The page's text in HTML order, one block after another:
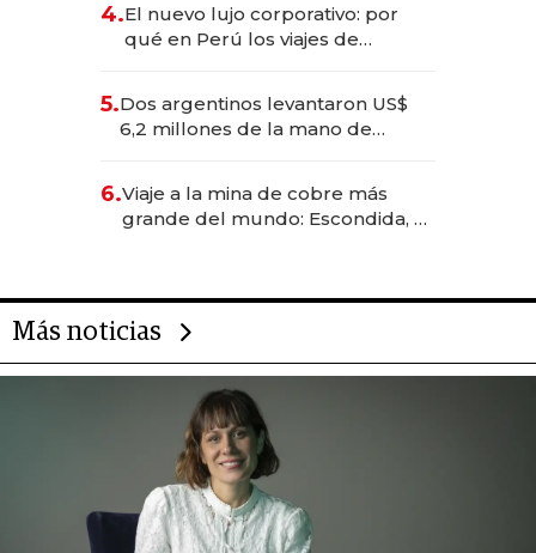
4.El nuevo lujo corporativo: por
qué en Perú los viajes de
para convertirse en experiencias
transformadoras
5.Dos argentinos levantaron US$
6,2 millones de la mano de
6.Viaje a la mina de cobre más
grande del mundo: Escondida, el
Más noticias